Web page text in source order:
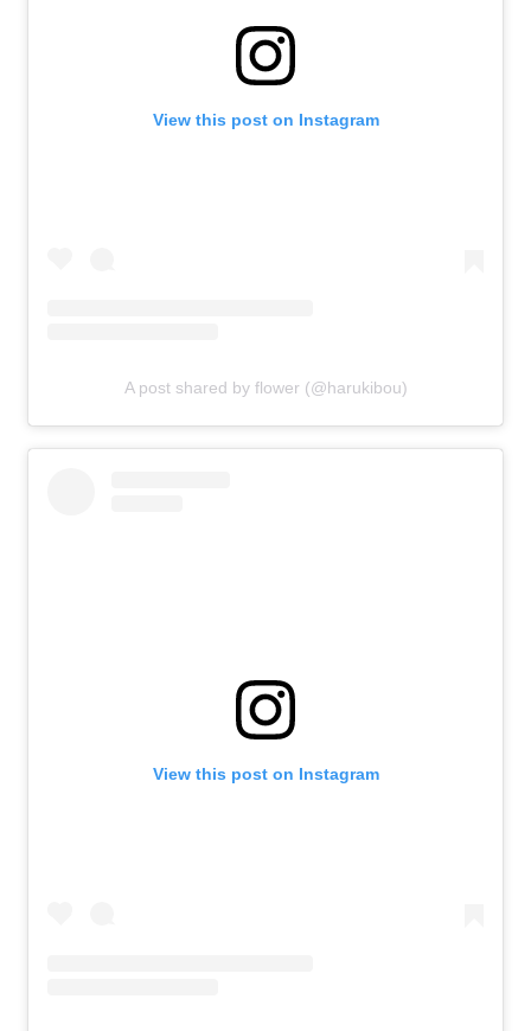
View this post on Instagram
A post shared by flower (@harukibou)
View this post on Instagram